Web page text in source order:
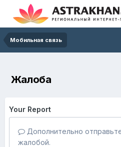
Мобильная связь
Жалоба
Your Report
Дополнительно
жалобой.